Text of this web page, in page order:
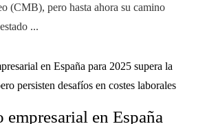
(CMB), pero hasta ahora su camino
...
en España